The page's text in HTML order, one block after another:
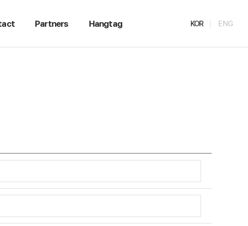
Partners Hangtag KOR ENG